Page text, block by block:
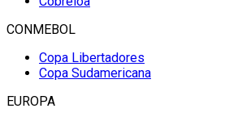
CONMEBOL
Copa Libertadores
Copa Sudamericana
EUROPA